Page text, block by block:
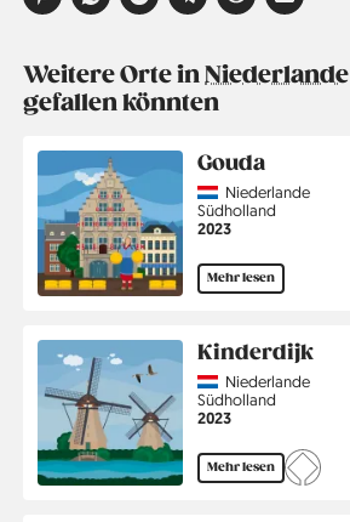
Weitere Orte inNiederlande
gefallen könnten
Gouda
CountryNiederlande
Region
Südholland
Jahr
2023
Mehr lesen
Kinderdijk
CountryNiederlande
Region
Südholland
Jahr
2023
Mehr lesen